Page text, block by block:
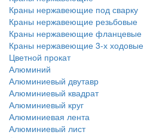
Краны нержавеющие под сварку
Краны нержавеющие резьбовые
Краны нержавеющие фланцевые
Краны нержавеющие 3-х ходовые
Цветной прокат
Алюминий
Алюминиевый двутавр
Алюминиевый квадрат
Алюминиевый круг
Алюминиевая лента
Алюминиевый лист